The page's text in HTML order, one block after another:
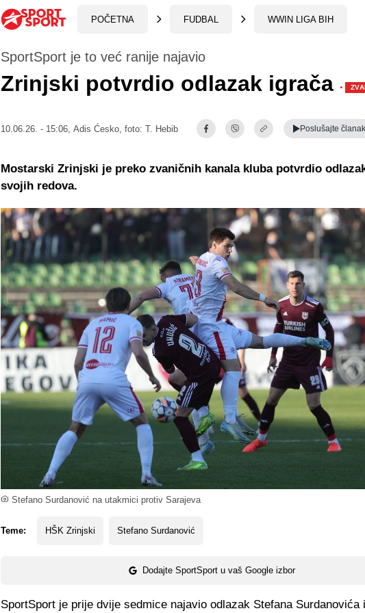
POČETNA FUDBAL WWIN LIGA BIH
Stefano Surdanović na utakmici protiv Sarajeva
SportSport je to već ranije najavio
Zrinjski potvrdio odlazak igrača ·
10.06.26. - 15:06, Adis Ćesko , foto: T. Hebib Poslušajte članak
Teme: HŠK Zrinjski Stefano Surdanović
Dodajte SportSport u vaš Google izbor
Mostarski Zrinjski je preko zvaničnih kanala kluba potvrdio
svojih redova.
SportSport je prije dvije sedmice najavio odlazak Stefana Surdanovića